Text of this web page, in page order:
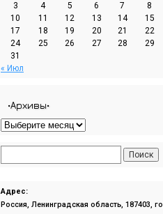
3
4 5 6 7 8
10
11 12 13 14 15
17
18 19 20 21 22
24
25 26 27 28 29
31
« Июл
•Архивы•
Адрес:
Россия, Ленинградская область, 187403,